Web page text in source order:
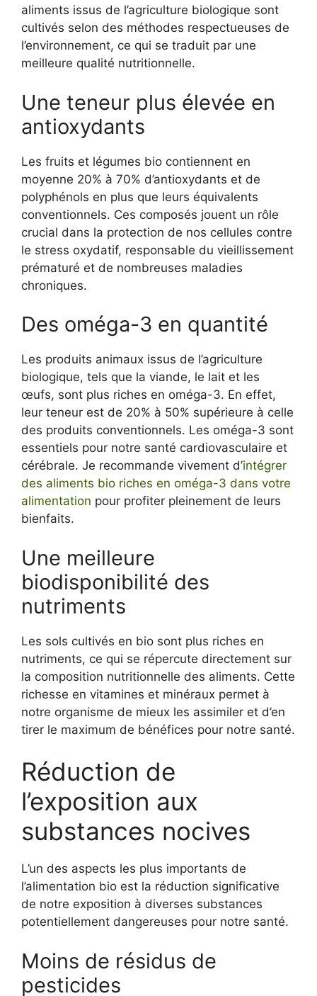
aliments issus de l’agriculture biologique sont
cultivés selon des méthodes respectueuses de
l’environnement, ce qui se traduit par une
meilleure qualité nutritionnelle.
Une teneur plus élevée en
antioxydants
Les fruits et légumes bio contiennent en
moyenne 20% à 70% d’antioxydants et de
polyphénols en plus que leurs équivalents
conventionnels. Ces composés jouent un rôle
crucial dans la protection de nos cellules contre
le stress oxydatif, responsable du vieillissement
prématuré et de nombreuses maladies
chroniques.
Des oméga-3 en quantité
Les produits animaux issus de l’agriculture
biologique, tels que la viande, le lait et les
œufs, sont plus riches en oméga-3. En effet,
leur teneur est de 20% à 50% supérieure à celle
des produits conventionnels. Les oméga-3 sont
essentiels pour notre santé cardiovasculaire et
cérébrale. Je recommande vivement d’intégrer
des aliments bio riches en oméga-3 dans votre
alimentation pour profiter pleinement de leurs
bienfaits.
Une meilleure
biodisponibilité des
nutriments
Les sols cultivés en bio sont plus riches en
nutriments, ce qui se répercute directement sur
la composition nutritionnelle des aliments. Cette
richesse en vitamines et minéraux permet à
notre organisme de mieux les assimiler et d’en
tirer le maximum de bénéfices pour notre santé.
Réduction de
l’exposition aux
substances nocives
L’un des aspects les plus importants de
l’alimentation bio est la réduction significative
de notre exposition à diverses substances
potentiellement dangereuses pour notre santé.
Moins de résidus de
pesticides